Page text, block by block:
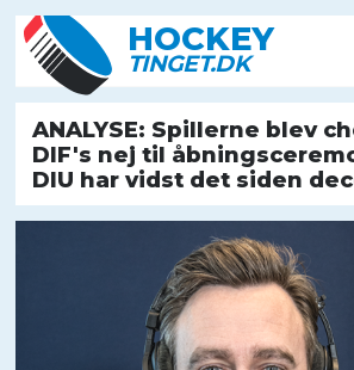
HOCKEY
TINGET.DK
ANALYSE: Spillerne blev
DIF's nej til
DIU har vidst det siden